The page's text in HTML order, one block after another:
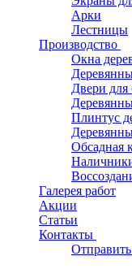
Арки
Лестницы
Производство
Окна
Двери для
Плинтус
Обсадная
Галерея работ
Акции
Статьи
Контакты